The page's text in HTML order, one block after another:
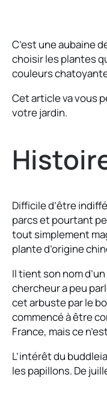
C’est une aubaine
choisir les plantes
couleurs
Cet article va vous
votre jardin.
Difficile d’être
parcs et pourtant
tout simplement
plante d’origine
Il tient son nom
chercheur a peu
cet arbuste par le
commencé à être
France, mais ce
L’intérêt du
les papillons. De